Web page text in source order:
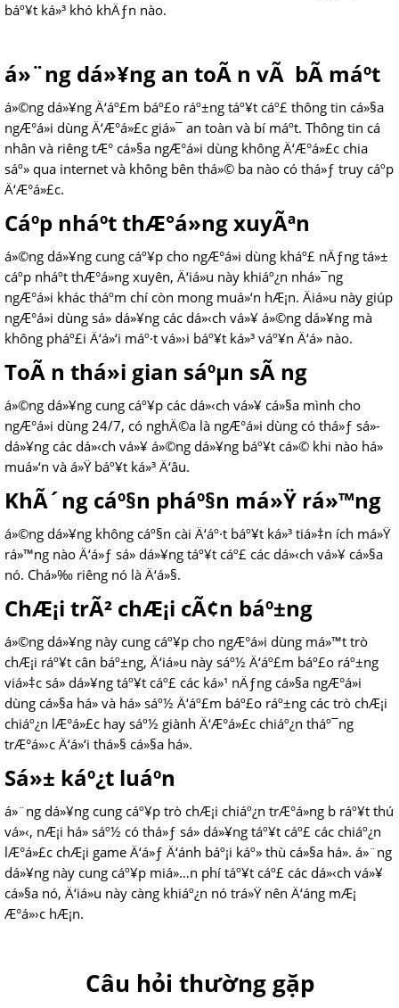
báº¥t ká»³ khó khÄƒn nào.
á»¨ng dá»¥ng an toÃ n vÃ bÃ­ máº­t
á»©ng dá»¥ng Ä‘áº£m báº£o ráº±ng táº¥t cáº£ thông tin cá»§a
ngÆ°á»i dùng Ä‘Æ°á»£c giá»¯ an toàn và bí máº­t. Thông tin cá
nhân và riêng tÆ° cá»§a ngÆ°á»i dùng không Ä‘Æ°á»£c chia
sáº» qua internet và không bên thá»© ba nào có thá»ƒ truy cáº­p
Ä‘Æ°á»£c.
Cáº­p nháº­t thÆ°á»ng xuyÃªn
á»©ng dá»¥ng cung cáº¥p cho ngÆ°á»i dùng kháº£ nÄƒng tá»±
cáº­p nháº­t thÆ°á»ng xuyên, Ä‘iá»u này khiáº¿n nhá»¯ng
ngÆ°á»i khác tháº­m chí còn mong muá»‘n hÆ¡n. Äiá»u này giúp
ngÆ°á»i dùng sá»­ dá»¥ng các dá»‹ch vá»¥ á»©ng dá»¥ng mà
không pháº£i Ä‘á»‘i máº·t vá»›i báº¥t ká»³ váº¥n Ä‘á» nào.
ToÃ n thá»i gian sáºµn sÃ ng
á»©ng dá»¥ng cung cáº¥p các dá»‹ch vá»¥ cá»§a mình cho
ngÆ°á»i dùng 24/7, có nghÄ©a là ngÆ°á»i dùng có thá»ƒ sá»­
dá»¥ng các dá»‹ch vá»¥ á»©ng dá»¥ng báº¥t cá»© khi nào há»
muá»‘n và á»Ÿ báº¥t ká»³ Ä‘âu.
KhÃ´ng cáº§n pháº§n má»Ÿ rá»™ng
á»©ng dá»¥ng không cáº§n cài Ä‘áº·t báº¥t ká»³ tiá»‡n ích má»Ÿ
rá»™ng nào Ä‘á»ƒ sá»­ dá»¥ng táº¥t cáº£ các dá»‹ch vá»¥ cá»§a
nó. Chá»‰ riêng nó là Ä‘á»§.
ChÆ¡i trÃ² chÆ¡i cÃ¢n báº±ng
á»©ng dá»¥ng này cung cáº¥p cho ngÆ°á»i dùng má»™t trò
chÆ¡i ráº¥t cân báº±ng, Ä‘iá»u này sáº½ Ä‘áº£m báº£o ráº±ng
viá»‡c sá»­ dá»¥ng táº¥t cáº£ các ká»¹ nÄƒng cá»§a ngÆ°á»i
dùng cá»§a há» và há» sáº½ Ä‘áº£m báº£o ráº±ng các trò chÆ¡i
chiáº¿n lÆ°á»£c hay sáº½ giành Ä‘Æ°á»£c chiáº¿n tháº¯ng
trÆ°á»›c Ä‘á»‘i thá»§ cá»§a há».
Sá»± káº¿t luáº­n
á»¨ng dá»¥ng cung cáº¥p trò chÆ¡i chiáº¿n trÆ°á»ng b ráº¥t thú
vá»‹, nÆ¡i há» sáº½ có thá»ƒ sá»­ dá»¥ng táº¥t cáº£ các chiáº¿n
lÆ°á»£c chÆ¡i game Ä‘á»ƒ Ä‘ánh báº¡i káº» thù cá»§a há». á»¨ng
dá»¥ng này cung cáº¥p miá»…n phí táº¥t cáº£ các dá»‹ch vá»¥
cá»§a nó, Ä‘iá»u này càng khiáº¿n nó trá»Ÿ nên Ä‘áng mÆ¡
Æ°á»›c hÆ¡n.
Câu hỏi thường gặp